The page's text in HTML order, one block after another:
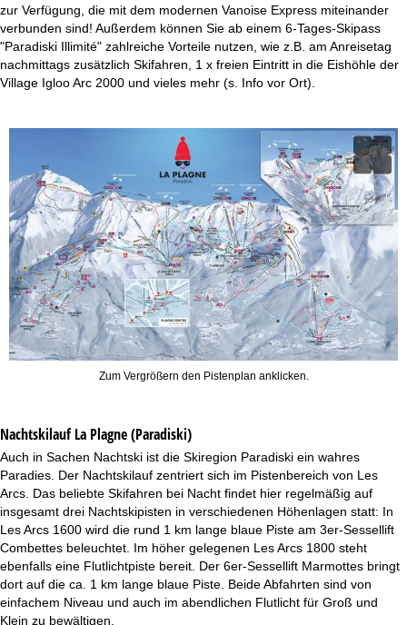
zur Verfügung, die mit dem modernen Vanoise Express miteinander
verbunden sind! Außerdem können Sie ab einem 6-Tages-Skipass
"Paradiski Illimité" zahlreiche Vorteile nutzen, wie z.B. am Anreisetag
nachmittags zusätzlich Skifahren, 1 x freien Eintritt in die Eishöhle der
Village Igloo Arc 2000 und vieles mehr (s. Info vor Ort).
Zum Vergrößern den Pistenplan anklicken.
NachtskilaufLa Plagne (Paradiski)
Auch in Sachen Nachtski ist die Skiregion Paradiski ein wahres
Paradies. Der Nachtskilauf zentriert sich im Pistenbereich von Les
Arcs. Das beliebte Skifahren bei Nacht findet hier regelmäßig auf
insgesamt drei Nachtskipisten in verschiedenen Höhenlagen statt: In
Les Arcs 1600 wird die rund 1 km lange blaue Piste am 3er-Sessellift
Combettes beleuchtet. Im höher gelegenen Les Arcs 1800 steht
ebenfalls eine Flutlichtpiste bereit. Der 6er-Sessellift Marmottes bringt
dort auf die ca. 1 km lange blaue Piste. Beide Abfahrten sind von
einfachem Niveau und auch im abendlichen Flutlicht für Groß und
Klein zu bewältigen.